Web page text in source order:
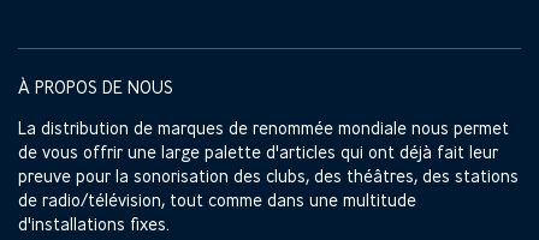
À PROPOS DE NOUS
La distribution de marques de renommée mondiale nous permet
de vous offrir une large palette d'articles qui ont déjà fait leur
preuve pour la sonorisation des clubs, des théâtres, des stations
de radio/télévision, tout comme dans une multitude
d'installations fixes.